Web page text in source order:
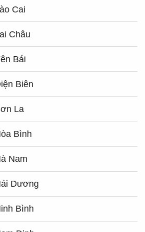
Cai
Châu
Bái
Biên
La
Bình
Nam
Dương
Bình